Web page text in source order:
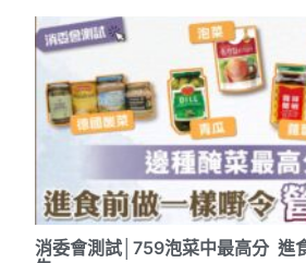
消委會測試│759泡菜中最高分 進